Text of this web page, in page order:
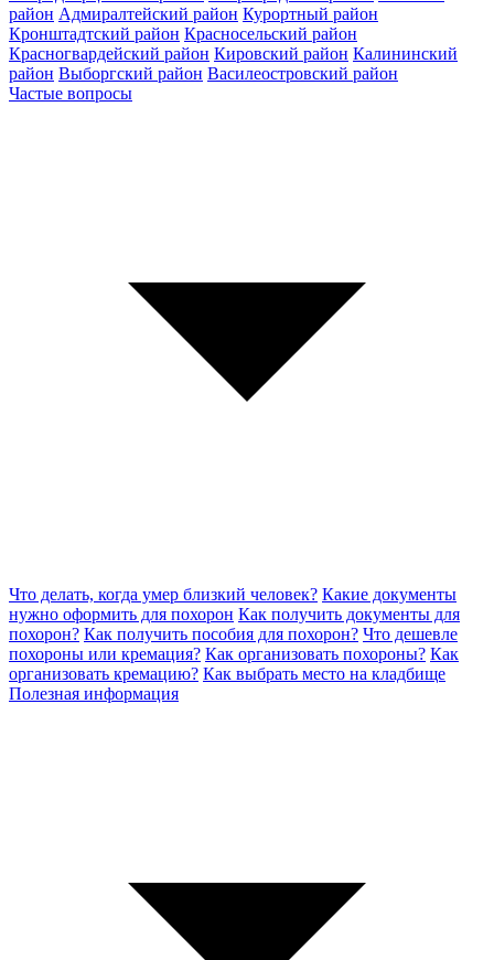
район Адмиралтейский район Курортный район
Кронштадтский район Красносельский район
Красногвардейский район Кировский район Калининский
район Выборгский район Василеостровский район
Частые вопросы
Что делать, когда умер близкий человек? Какие документы
нужно оформить для похорон Как получить документы для
похорон? Как получить пособия для похорон? Что дешевле
похороны или кремация? Как организовать похороны? Как
организовать кремацию? Как выбрать место на кладбище
Полезная информация